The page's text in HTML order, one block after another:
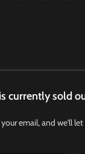
currently sold
email, and we'll